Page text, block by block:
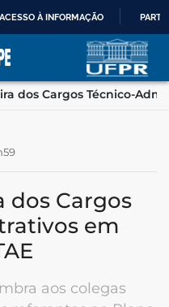
ACESSO À INFORMAÇÃO
dos Cargos Técnico-
em